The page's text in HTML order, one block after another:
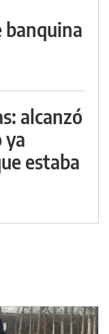
banquina
alcanzó
ya
estaba